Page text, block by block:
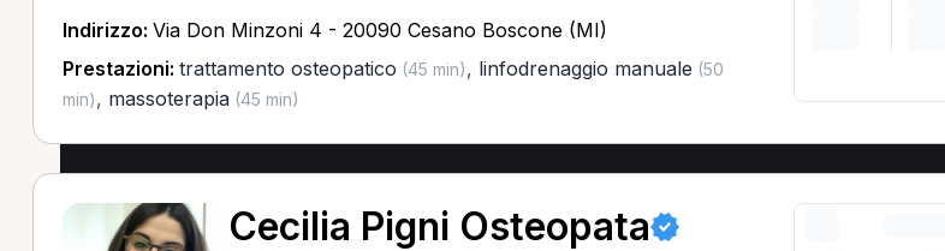
Indirizzo: Via Don Minzoni 4 - 20090 Cesano Boscone (MI)
Prestazioni: trattamento osteopatico (45 min), linfodrenaggio manuale (50
min), massoterapia(45 min)
Cecilia Pigni Osteopata